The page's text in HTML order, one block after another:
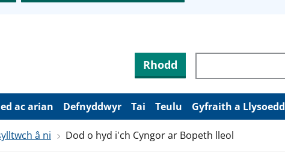
Rhodd
ac arian Defnyddwyr Tai Teulu Gyfraith a Llysoedd
â ni Dod o hyd i'ch Cyngor ar Bopeth lleol